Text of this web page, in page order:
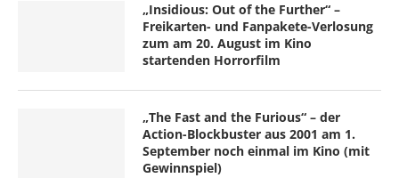
„Insidious: Out of the Further“ –
Freikarten- und Fanpakete-Verlosung
zum am 20. August im Kino
startenden Horrorfilm
„The Fast and the Furious“ – der
Action-Blockbuster aus 2001 am 1.
September noch einmal im Kino (mit
Gewinnspiel)